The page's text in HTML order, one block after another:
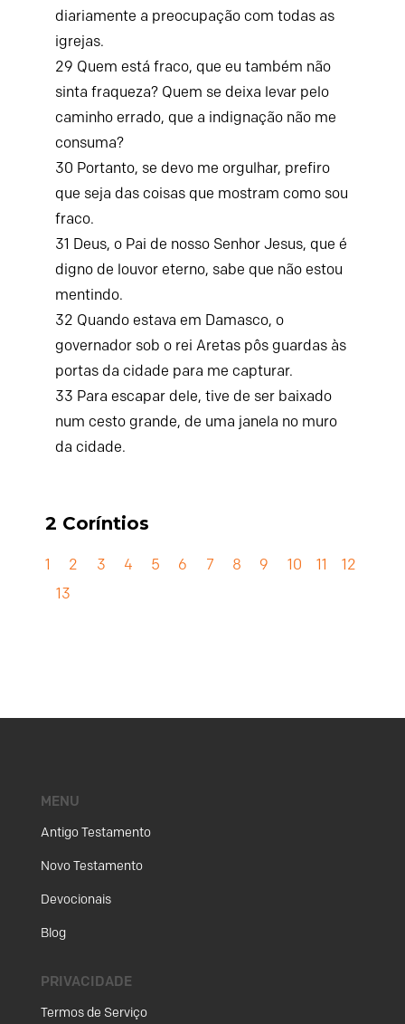
diariamente a preocupação com todas as
igrejas.
29 Quem está fraco, que eu também não
sinta fraqueza? Quem se deixa levar pelo
caminho errado, que a indignação não me
consuma?
30 Portanto, se devo me orgulhar, prefiro
que seja das coisas que mostram como sou
fraco.
31 Deus, o Pai de nosso Senhor Jesus, que é
digno de louvor eterno, sabe que não estou
mentindo.
32 Quando estava em Damasco, o
governador sob o rei Aretas pôs guardas às
portas da cidade para me capturar.
33 Para escapar dele, tive de ser baixado
num cesto grande, de uma janela no muro
da cidade.
2 Coríntios
1 2 3 4 5 6 7 8 9 10 11
12
13
MENU
Antigo Testamento
Novo Testamento
Devocionais
Blog
PRIVACIDADE
Termos de Serviço